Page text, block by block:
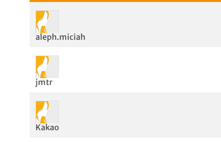
aleph.miciah
jmtr
Kakao